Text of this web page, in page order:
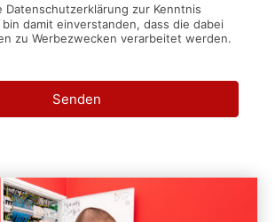
Datenschutzerklärung zur Kenntnis
damit einverstanden, dass die dabei
zu Werbezwecken verarbeitet werden.
Senden